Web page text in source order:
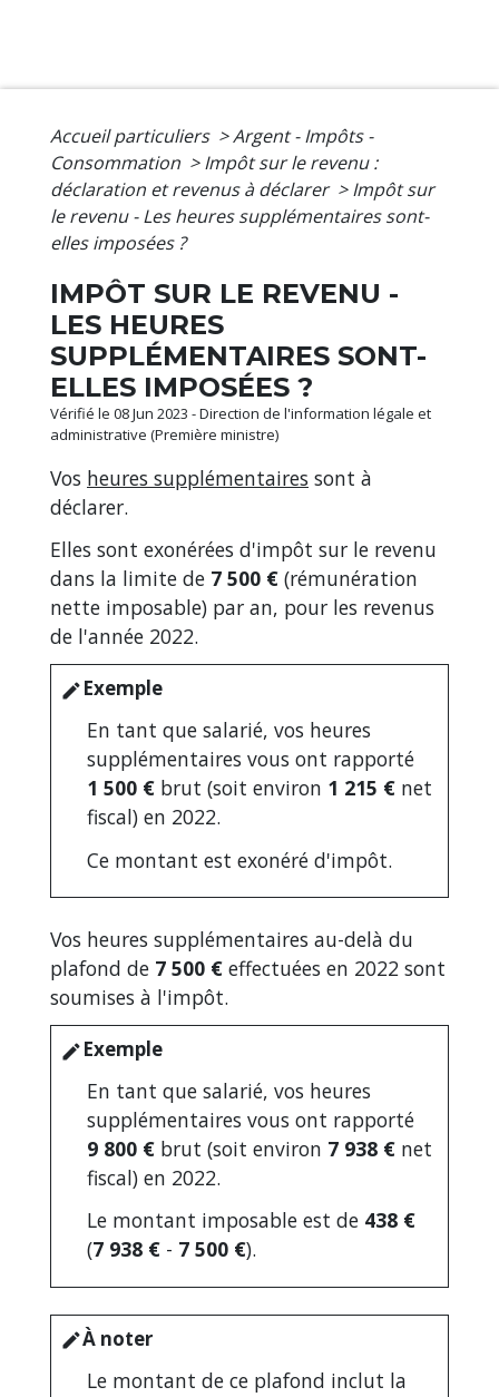
Accueil particuliers >Argent - Impôts -
Consommation > Impôt sur le revenu :
déclaration et revenus à déclarer > Impôt sur
le revenu - Les heures supplémentaires sont-
elles imposées ?
IMPÔT SUR LE REVENU -
LES HEURES
SUPPLÉMENTAIRES SONT-
ELLES IMPOSÉES ?
Vérifié le 08 Jun 2023 - Direction de l'information légale et
administrative (Première ministre)
Vos heures supplémentaires sont à
déclarer.
Elles sont exonérées d'impôt sur le revenu
dans la limite de 7 500 € (rémunération
nette imposable) par an, pour les revenus
de l'année 2022.
edit Exemple
En tant que salarié, vos heures
supplémentaires vous ont rapporté
1 500 € brut (soit environ 1 215 € net
fiscal) en 2022.
Ce montant est exonéré d'impôt.
Vos heures supplémentaires au-delà du
plafond de 7 500 € effectuées en 2022 sont
soumises à l'impôt.
edit Exemple
En tant que salarié, vos heures
supplémentaires vous ont rapporté
9 800 € brut (soit environ 7 938 € net
fiscal) en 2022.
Le montant imposable est de 438 €
(7 938 € - 7 500 €).
editÀ noter
Le montant de ce plafond inclut la